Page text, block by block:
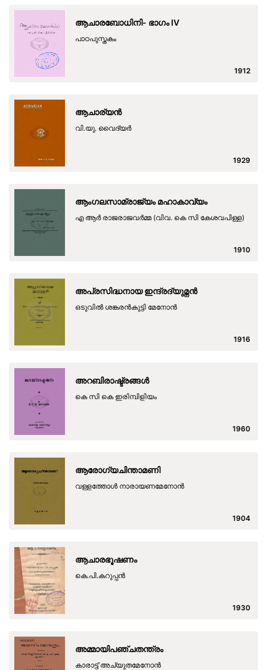
ആചാരബോധിനി- ഭാഗം IV
പാഠപുസ്തകം
1912
ആചാര്യൻ
വി.യു. വൈദ്യർ
1929
ആംഗലസാമ്രാജ്യം മഹാകാവ്യം
എ ആർ രാജരാജവർമ്മ (വിവ. കെ സി കേശവപിള്ള)
1910
അപ്രസിദ്ധനായ ഇന്ദ്രദ്യുമ്നൻ
ഒടുവിൽ ശങ്കരൻകുട്ടി മേനോൻ
1916
അറബിരാഷ്ട്രങ്ങൾ
കെ സി കെ ഇരിമ്പിളിയം
1960
ആരോഗ്യചിന്താമണി
വള്ളത്തോൾ നാരായണമേനോൻ
1904
ആചാരഭൂഷണം
കെ.പി.കറുപ്പന്‍
1930
അമ്മായിപഞ്ചതന്ത്രം
കാരാട്ട് അച്യുതമേനോന്‍